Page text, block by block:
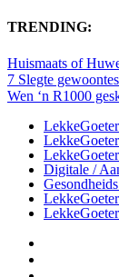
TRENDING:
Huismaats of
7 Slegte
Wen ‘n R1000
Digitale /